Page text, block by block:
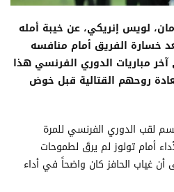
لويس إنريكي، عن خيبة أمله
خسارة الفريق أمام منافسه
تولوز بنتيجة 3-1 في آخر مباريات الدوري الفرنسي هذا
روحهم القتالية قبل خوض
لقب الدوري الفرنسي للمرة
أمام تولوز لم يرقَ لطموحات
أن غياب الحافز كان واضحاً في أداء